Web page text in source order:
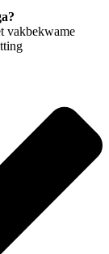
vakbekwame